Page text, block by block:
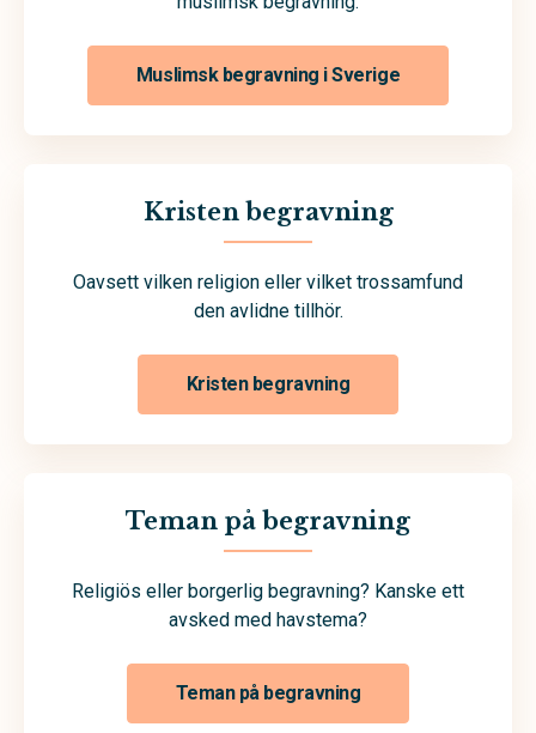
Muslimsk begravning i Sverige
Kristen begravning
Oavsett vilken religion eller vilket trossamfund
den avlidne tillhör.
Kristen begravning
Teman på begravning
Religiös eller borgerlig begravning? Kanske ett
avsked med havstema?
Teman på begravning